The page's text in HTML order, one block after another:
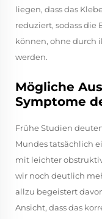
liegen, dass das
reduziert, sodass
können, ohne durch
werden.
Mögliche
Symptome
Frühe Studien
Mundes tatsächlich
mit leichter
wir noch deutlich
allzu begeistert
Ansicht, dass das